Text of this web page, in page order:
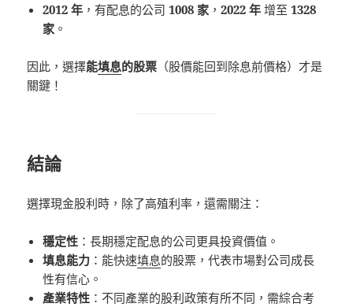
2012 年 ，有配息的公司1008 家 ，2022 年 增至1328
家 。
因此，選擇能填息的股票 （股價能回到除息前價格）才是
關鍵！
結論
選擇現金股利時，除了高殖利率，還需關注：
穩定性 ：長期穩定配息的公司更具投資價值。
填息能力 ：能快速填息的股票，代表市場對公司成長
性有信心。
產業特性 ：不同產業的股利政策有所不同，需綜合考